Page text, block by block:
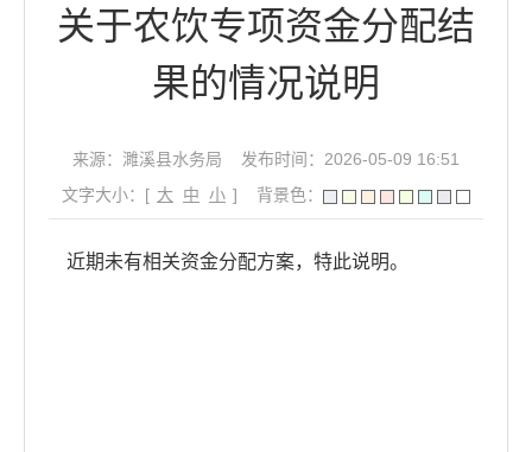
关于农饮专项资金分配结
果的情况说明
来源：濉溪县水务局
发布时间：2026-05-09 16:51
文字大小：[ 大 中 小 ] 背景色：
近期未有相关资金分配方案，特此说明。